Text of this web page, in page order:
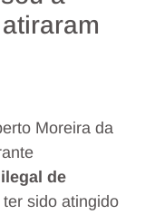
Moreira da
de
sido atingido